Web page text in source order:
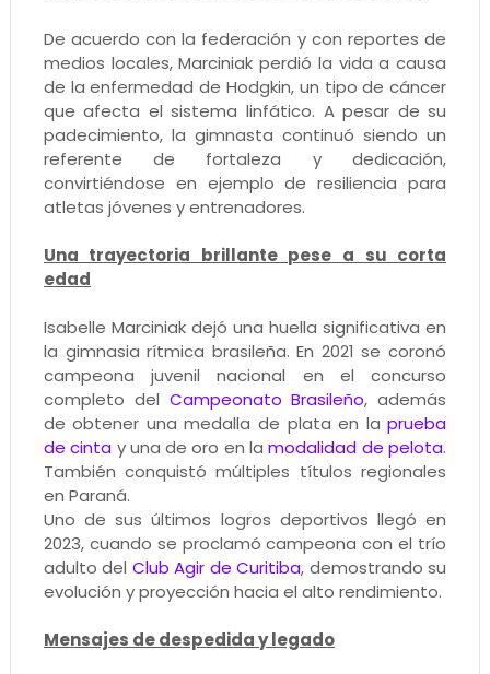
De acuerdo con la federación y con reportes de
medios locales, Marciniak perdió la vida a causa
de la enfermedad de Hodgkin, un tipo de cáncer
que afecta el sistema linfático. A pesar de su
padecimiento, la gimnasta continuó siendo un
referente de fortaleza y dedicación,
convirtiéndose en ejemplo de resiliencia para
atletas jóvenes y entrenadores.
Una trayectoria brillante pese a su corta
edad
Isabelle Marciniak dejó una huella significativa en
la gimnasia rítmica brasileña. En 2021 se coronó
campeona juvenil nacional en el concurso
completo del Campeonato Brasileño, además
de obtener una medalla de plata en laprueba
de cinta y una de oro en lamodalidad de pelota.
También conquistó múltiples títulos regionales
en Paraná.
Uno de sus últimos logros deportivos llegó en
2023, cuando se proclamó campeona con el trío
adulto del Club Agir de Curitiba, demostrando su
evolución y proyección hacia el alto rendimiento.
Mensajes de despedida y legado